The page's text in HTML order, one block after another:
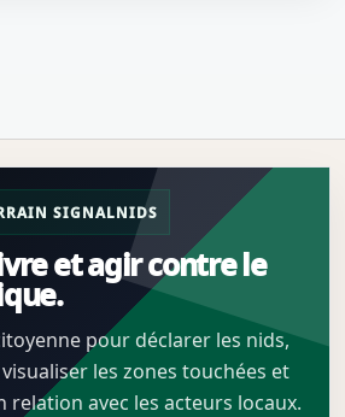
SIGNALNIDS
et agir contre le
pour déclarer les nids,
les zones touchées et
relation avec les acteurs locaux.